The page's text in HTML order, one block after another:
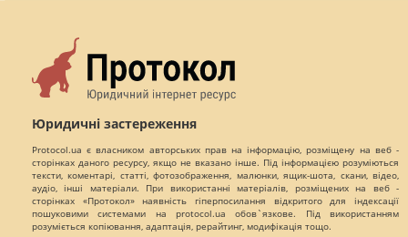
Юридичні застереження
Protocol.ua є власником авторських прав на інформацію, розміщену на веб -
сторінках даного ресурсу, якщо не вказано інше. Під інформацією розуміються
тексти, коментарі, статті, фотозображення, малюнки, ящик-шота, скани, відео,
аудіо, інші матеріали. При використанні матеріалів, розміщених на веб -
сторінках «Протокол» наявність гіперпосилання відкритого для індексації
пошуковими системами на protocol.ua обов`язкове. Під використанням
розуміється копіювання, адаптація, рерайтинг, модифікація тощо.